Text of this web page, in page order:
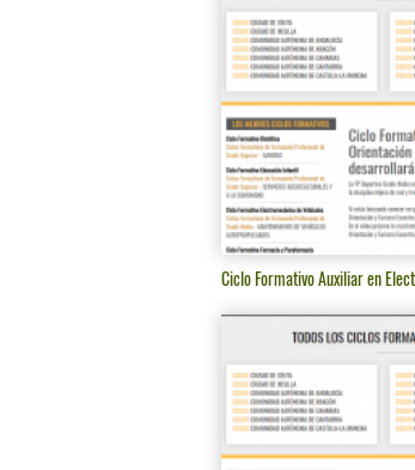
Ciclo Formativo Auxiliar en